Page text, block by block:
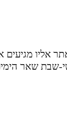
אליו
שבת שאר